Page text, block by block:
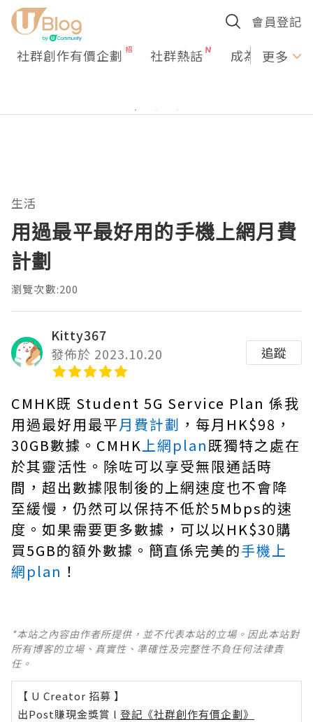
會員登記
社群創作有價企劃 社群熱話 成為U更多
生活
用過最平最好用的手機上網月費
計劃
瀏覽次數:200
Kitty367
發佈於 2023.10.20
追蹤
CMHK既 Student 5G Service Plan 係我
用過最好用最平月費計劃 ，每月HK$98，
30GB數據。CMHK上網plan既獨特之處在
於其靈活性。除咗可以享受無限通話時
間，超出數據限制後的上網速度也不會降
至緩慢，仍然可以保持不低於5Mbps的速
度。如果需要更多數據，可以以HK$30購
買5GB的額外數據。簡直係完美的手機上
網plan ！
*本站之內容由作者所提供，並不代表本站的立場。因此本站對
所有博客的立場、真實性、準確性及完整性不負任何法律責
任。
【 U Creator 招募 】
出Post賺現金獎賞 l 登記《社群創作有價企劃》